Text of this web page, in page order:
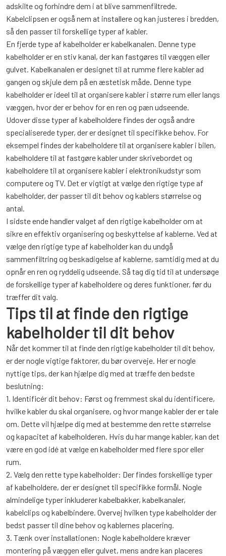
adskilte og forhindre dem i at blive sammenfiltrede.
Kabelclipsen er også nem at installere og kan justeres i bredden,
så den passer til forskellige typer af kabler.
En fjerde type af kabelholder er kabelkanalen. Denne type
kabelholder er en stiv kanal, der kan fastgøres til væggen eller
gulvet. Kabelkanalen er designet til at rumme flere kabler ad
gangen og skjule dem på en æstetisk måde. Denne type
kabelholder er ideel til at organisere kabler i større rum eller langs
væggen, hvor der er behov for en ren og pæn udseende.
Udover disse typer af kabelholdere findes der også andre
specialiserede typer, der er designet til specifikke behov. For
eksempel findes der kabelholdere til at organisere kabler i bilen,
kabelholdere til at fastgøre kabler under skrivebordet og
kabelholdere til at organisere kabler i elektronikudstyr som
computere og TV. Det er vigtigt at vælge den rigtige type af
kabelholder, der passer til dit behov og kablers størrelse og
antal.
I sidste ende handler valget af den rigtige kabelholder om at
sikre en effektiv organisering og beskyttelse af kablerne. Ved at
vælge den rigtige type af kabelholder kan du undgå
sammenfiltring og beskadigelse af kablerne, samtidig med at du
opnår en ren og ryddelig udseende. Så tag dig tid til at undersøge
de forskellige typer af kabelholdere og deres funktioner, før du
træffer dit valg.
Tips til at finde den rigtige
kabelholder til dit behov
Når det kommer til at finde den rigtige kabelholder til dit behov,
er der nogle vigtige faktorer, du bør overveje. Her er nogle
nyttige tips, der kan hjælpe dig med at træffe den bedste
beslutning:
1. Identificér dit behov: Først og fremmest skal du identificere,
hvilke kabler du skal organisere, og hvor mange kabler der er tale
om. Dette vil hjælpe dig med at bestemme den rette størrelse
og kapacitet af kabelholderen. Hvis du har mange kabler, kan det
være en god idé at vælge en kabelholder med flere spor eller
rum.
2. Vælg den rette type kabelholder: Der findes forskellige typer
af kabelholdere, der er designet til specifikke formål. Nogle
almindelige typer inkluderer kabelbakker, kabelkanaler,
kabelclips og kabelbindere. Overvej hvilken type kabelholder der
bedst passer til dine behov og kablernes placering.
3. Tænk over installationen: Nogle kabelholdere kræver
montering på væggen eller gulvet, mens andre kan placeres